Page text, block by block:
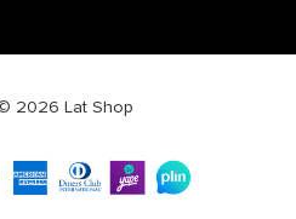
2026 Lat Shop